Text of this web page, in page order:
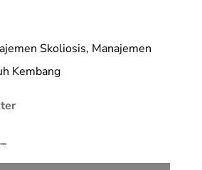
Skoliosis, Manajemen
Kembang